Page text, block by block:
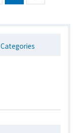
Categories